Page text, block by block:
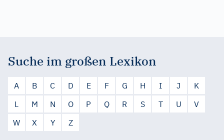
Suche im großen Lexikon
A B C D E F G H I J
K
L
M N O P Q R S T U
V
W
X Y Z